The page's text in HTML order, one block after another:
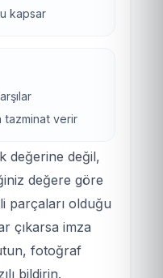
kapsar
tazminat verir
değerine değil,
değere göre
parçaları olduğu
çıkarsa imza
fotoğraf
bildirin.